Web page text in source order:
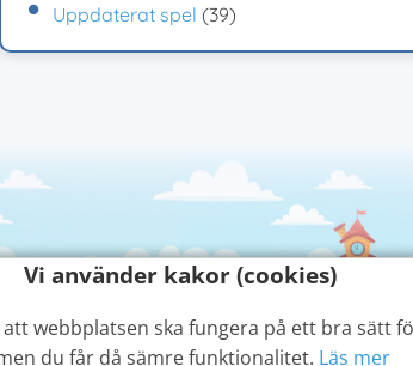
Uppdaterat spel (39)
Vi använder kakor (cookies)
webbplatsen ska fungera på ett bra sätt
du får då sämre funktionalitet. Läs mer